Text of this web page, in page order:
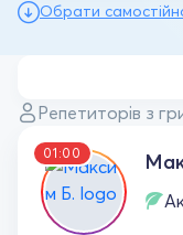
Обрати
Репетиторів з
01:00